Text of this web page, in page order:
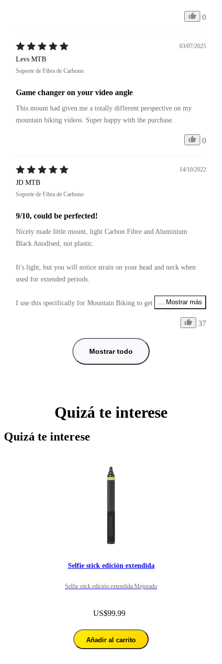
0
03/07/2025
Levs MTB
Soporte de Fibra de Carbono
Game changer on your video angle
This mount had given me a totally different perspective on my
mountain biking videos. Super happy with the purchase.
0
14/10/2022
JD MTB
Soporte de Fibra de Carbono
9/10, could be perfected!
Nicely made little mount, light Carbon Fibre and Aluminium
Black Anodised, not plastic.
It's light, but you will notice strain on your head and neck when
used for extended periods.
I use this specifically for Mountain Biking to get 360° footage, it
my self also all at the same time depending on if I use Unicorn or
One annoying thing is that the 1/4 thread nut that is used to lock
Supplying this with a tightening tool would make it perfect 9/10.
If this was fixed it would be a 11/10.
in this way as it gives great perspective.
... Mostrar más
37
Mostrar todo
Quizá te interese
Quizá te interese
Selfie stick edición extendida
Selfie stick edición extendida Mejorado
US$99.99
Añadir al carrito